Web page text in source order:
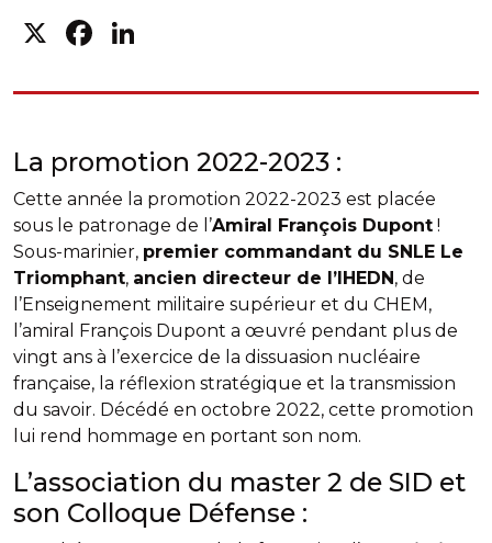
X Facebook
La promotion 2022-2023 :
Cette année la promotion 2022-2023 est placée
sous le patronage de l’Amiral François Dupont !
Sous-marinier, premier commandant du SNLE Le
Triomphant, ancien directeur de l’IHEDN , de
l’Enseignement militaire supérieur et du CHEM,
l’amiral François Dupont a œuvré pendant plus de
vingt ans à l’exercice de la dissuasion nucléaire
française, la réflexion stratégique et la transmission
du savoir. Décédé en octobre 2022, cette promotion
lui rend hommage en portant son nom.
L’association du master 2 de SID et
son Colloque Défense :